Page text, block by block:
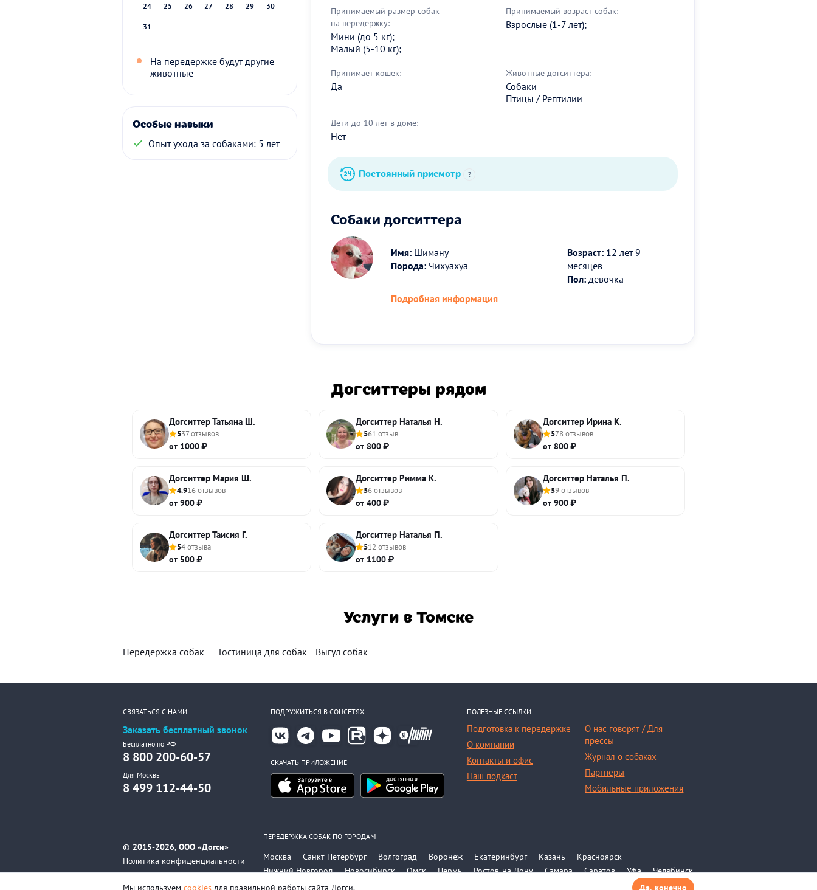
24 25 26 27 28 29 30
31
На передержке будут другие
животные
Особые навыки
Опыт ухода за собаками: 5 лет
Принимаемый размер собак
на передержку:
Мини (до 5 кг);
Малый (5-10 кг);
Принимаемый возраст собак:
Взрослые (1-7 лет);
Принимает кошек:
Да
Животные догситтера:
Собаки
Птицы / Рептилии
Дети до 10 лет в доме:
Нет
Постоянный присмотр ?
Собаки догситтера
Имя: Шиману
Порода: Чихуахуа
Возраст: 12 лет 9
месяцев
Пол: девочка
Подробная информация
Догситтеры рядом
Догситтер Татьяна Ш.
537 отзывов
от 1000 ₽
Догситтер Наталья Н.
561 отзыв
от 800 ₽
Догситтер Ирина К.
578 отзывов
от 800 ₽
Догситтер Мария Ш.
4.916 отзывов
от 900 ₽
Догситтер Римма К.
56 отзывов
от 400 ₽
Догситтер Наталья П.
59 отзывов
от 900 ₽
Догситтер Таисия Г.
54 отзыва
от 500 ₽
Догситтер Наталья П.
512 отзывов
от 1100 ₽
Услуги в Томске
Передержка собак Гостиница для собак Выгул собак
СВЯЗАТЬСЯ С НАМИ:
Заказать бесплатный звонок
Бесплатно по РФ
8 800 200-60-57
Для Москвы
8 499 112-44-50
ПОДРУЖИТЬСЯ В СОЦСЕТЯХ
СКАЧАТЬ ПРИЛОЖЕНИЕ
ПОЛЕЗНЫЕ ССЫЛКИ
Подготовка к передержке
О компании
Контакты и офис
Наш подкаст
О нас говорят / Для
прессы
Журнал о собаках
Партнеры
Мобильные приложения
© 2015-2026, ООО «Догси»
Политика конфиденциальности
Соглашение
ПЕРЕДЕРЖКА СОБАК ПО ГОРОДАМ
Москва Санкт-Петербург Волгоград Воронеж Екатеринбург Казань
Красноярск
Нижний Новгород
Новосибирск Омск Пермь Ростов-на-Дону Самара Саратов Уфа
Челябинск
Все города
Мы используем cookies для правильной работы сайта Догси. Да, конечно